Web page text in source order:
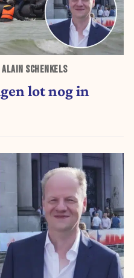
ALAIN SCHENKELS
lot nog in